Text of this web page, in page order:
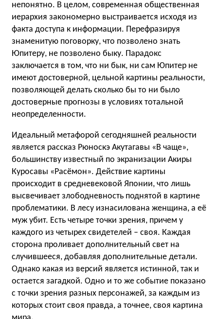
непонятно. В целом, современная общественная
иерархия закономерно выстраивается исходя из
факта доступа к информации. Перефразируя
знаменитую поговорку, что позволено знать
Юпитеру, не позволено быку. Парадокс
заключается в том, что ни бык, ни сам Юпитер не
имеют достоверной, цельной картины реальности,
позволяющей делать сколько бы то ни было
достоверные прогнозы в условиях тотальной
неопределенности.
Идеальный метафорой сегодняшней реальности
является рассказ Рюноскэ Акутагавы «В чаще»,
большинству известный по экранизации Акиры
Куросавы «Расёмон». Действие картины
происходит в средневековой Японии, что лишь
высвечивает злободневность поднятой в картине
проблематики. В лесу изнасилована женщина, а её
муж убит. Есть четыре точки зрения, причем у
каждого из четырех свидетелей – своя. Каждая
сторона проливает дополнительный свет на
случившееся, добавляя дополнительные детали.
Однако какая из версий является истинной, так и
остается загадкой. Одно и то же событие показано
с точки зрения разных персонажей, за каждым из
которых стоит своя правда, а точнее, своя картина